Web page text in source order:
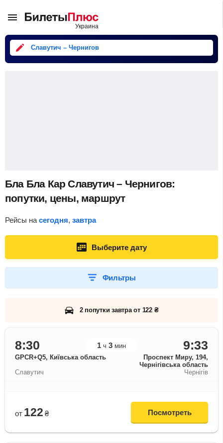
Славутич – Чернигов
Бла Бла Кар Славутич – Чернигов:
попутки, цены, маршрут
Рейсы на сегодня, завтра
Выберите дату
Фильтры
2 попутки завтра от 122 ₴
8:30 1 ч 3 мин 9:33
GPCR+Q5, Київська область
Проспект Миру, 194,
Чернігівська область
Славутич
Чернігів
от 122 ₴ Посмотреть